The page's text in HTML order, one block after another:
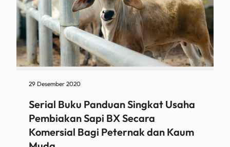
29 Desember 2020
Serial Buku Panduan Singkat Usaha
Pembiakan Sapi BX Secara
Komersial Bagi Peternak dan Kaum